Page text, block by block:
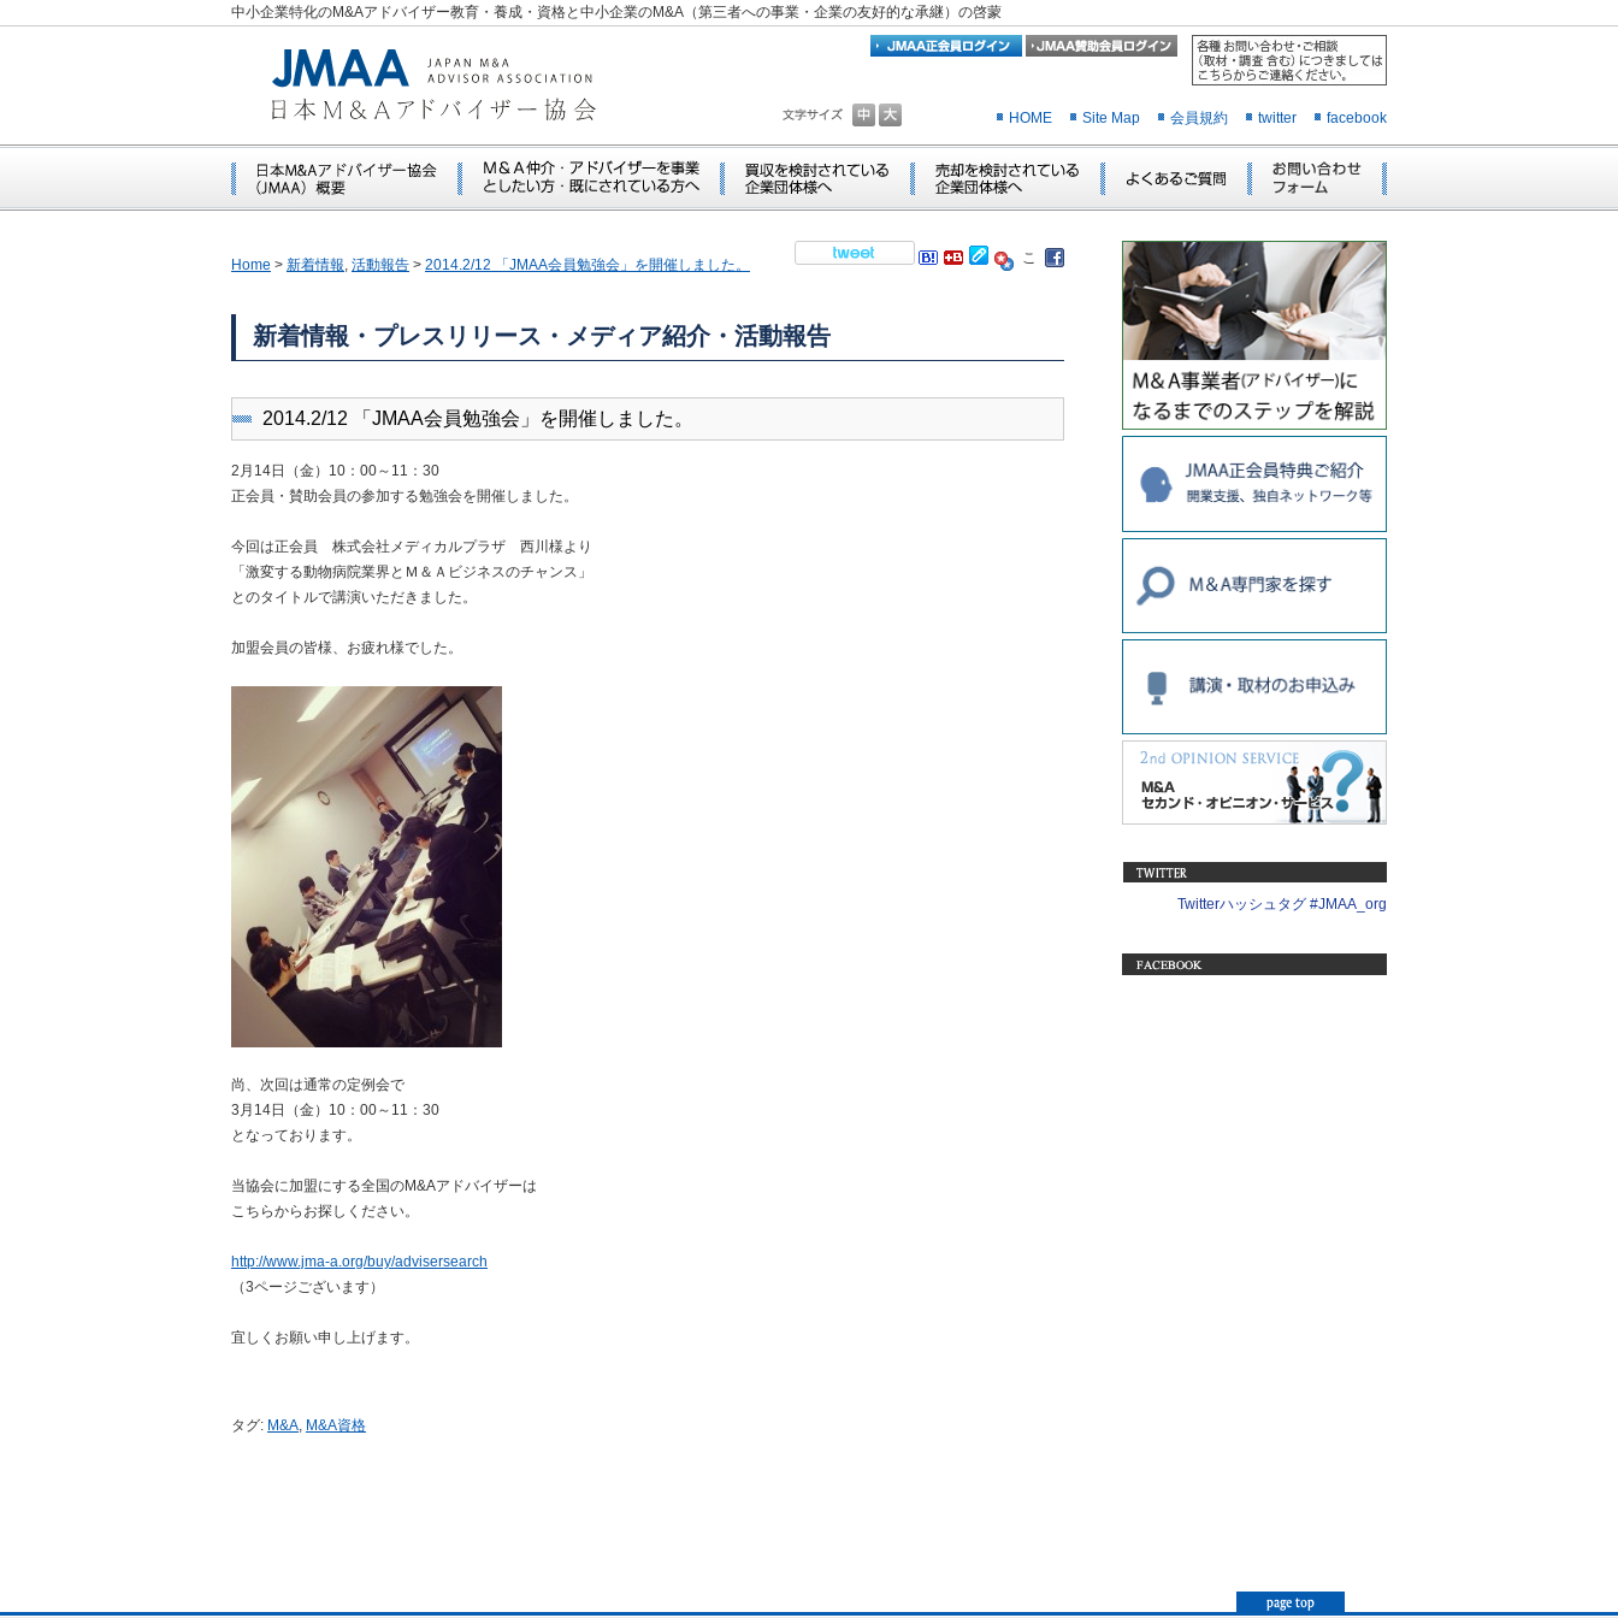
中小企業特化のM&Aアドバイザー教育・養成・資格と中小企業のM&A（第三者への事業・企業の友好的な承継）の啓蒙
HOME Site Map 会員規約 twitter facebook
Home > 新着情報, 活動報告 > 2014.2/12 「JMAA会員勉強会」を開催しました。
新着情報・プレスリリース・メディア紹介・活動報告
2014.2/12 「JMAA会員勉強会」を開催しました。
2月14日（金）10：00～11：30
正会員・賛助会員の参加する勉強会を開催しました。
今回は正会員 株式会社メディカルプラザ 西川様より
「激変する動物病院業界とＭ＆Ａビジネスのチャンス」
とのタイトルで講演いただきました。
加盟会員の皆様、お疲れ様でした。
尚、次回は通常の定例会で
3月14日（金）10：00～11：30
となっております。
当協会に加盟にする全国のM&Aアドバイザーは
こちらからお探しください。
http://www.jma-a.org/buy/advisersearch
（3ページございます）
宜しくお願い申し上げます。
タグ: M&A, M&A資格
Twitterハッシュタグ #JMAA_org